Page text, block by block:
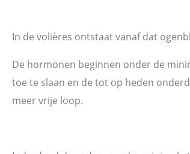
In de volières ontstaat vanaf dat
De hormonen beginnen onder de
toe te slaan en de tot op heden
meer vrije loop.